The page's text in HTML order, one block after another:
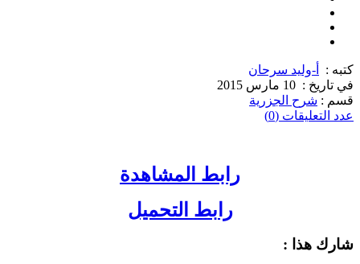
كتبه :
أ-وليد سرحان
في تاريخ : 10 مارس 2015
قسم : شرح الجزرية
عدد التعليقات (0)
رابط المشاهدة
رابط التحميل
شارك هذا :